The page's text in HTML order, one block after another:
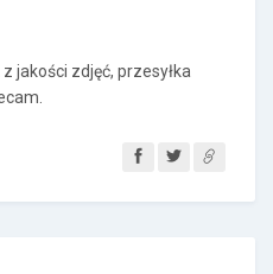
jakości zdjęć, przesyłka